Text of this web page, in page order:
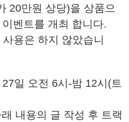
20만원 상당)을 상품으
벤트를 개최 합니다.
용은 하지 않았습니
일 오전 6시-밤 12시(트
내용의 글 작성 후 트랙